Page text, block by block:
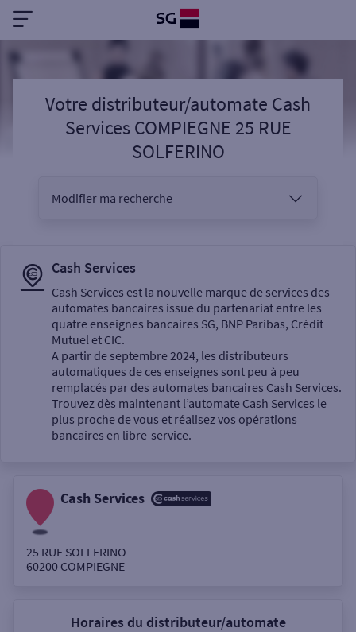
Votre distributeur/automate Cash
Services COMPIEGNE 25 RUE
SOLFERINO
Modifier ma recherche
Sélectionnez votre recherche
Un service
Autour de moi
Cash Services
Cash Services est la nouvelle marque de services des
automates bancaires issue du partenariat entre les
quatre enseignes bancaires SG, BNP Paribas, Crédit
Mutuel et CIC.
A partir de septembre 2024, les distributeurs
automatiques de ces enseignes sont peu à peu
remplacés par des automates bancaires Cash Services.
Trouvez dès maintenant l’automate Cash Services le
plus proche de vous et réalisez vos opérations
bancaires en libre-service.
Cash Services
25 RUE SOLFERINO
60200 COMPIEGNE
Horaires du distributeur/automate